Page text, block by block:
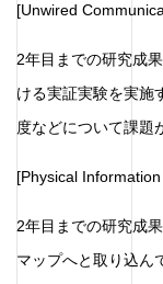
[Unwired
2年目までの研究成
ける実証実験を実施
度などについて課題
[Physical
2年目までの研究成
マップへと取り込ん